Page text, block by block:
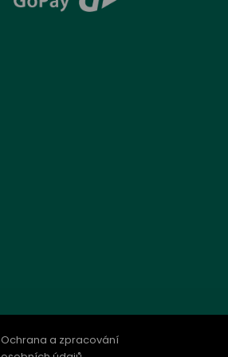
Ochrana a zpracování